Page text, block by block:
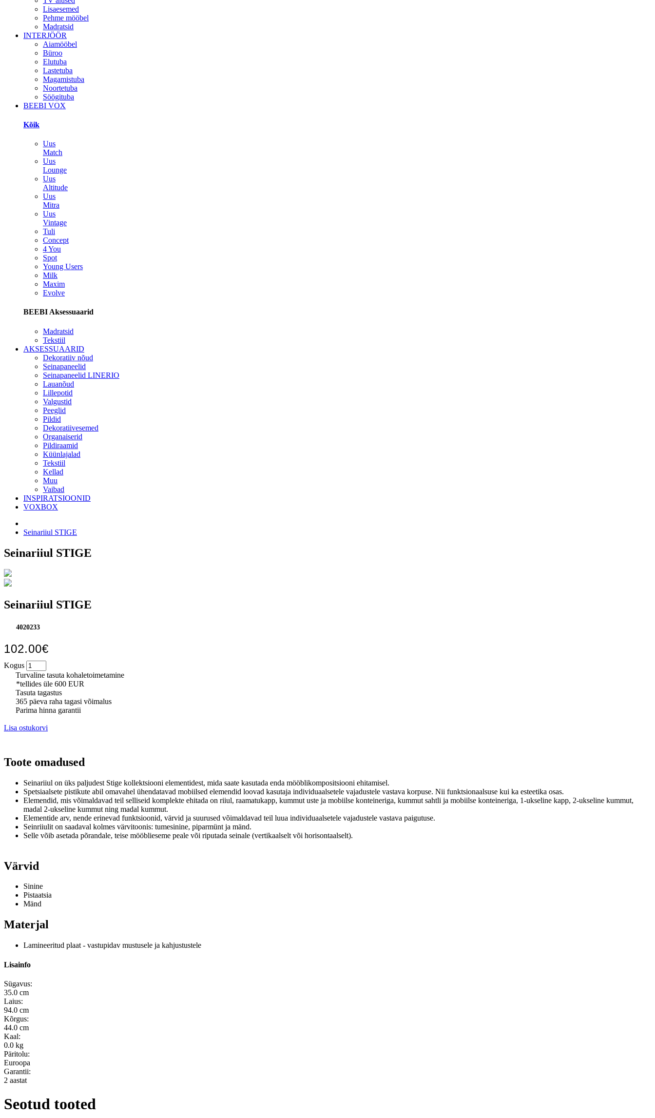
Lisaesemed
Pehme mööbel
Madratsid
INTERJÖÖR
Aiamööbel
Büroo
Elutuba
Lastetuba
Magamistuba
Noortetuba
Söögituba
BEEBI VOX
Kõik
Uus
Match
Uus
Lounge
Uus
Altitude
Uus
Mitra
Uus
Vintage
Tuli
Concept
4 You
Spot
Young Users
Milk
Maxim
Evolve
BEEBI Aksessuaarid
Madratsid
Tekstiil
AKSESSUAARID
Dekoratiiv nõud
Seinapaneelid
Seinapaneelid LINERIO
Lauanõud
Lillepotid
Valgustid
Peeglid
Pildid
Dekoratiivesemed
Organaiserid
Pildiraamid
Küünlajalad
Tekstiil
Kellad
Muu
Vaibad
INSPIRATSIOONID
VOXBOX
Seinariiul STIGE
Seinariiul STIGE
Seinariiul STIGE
4020233
102.00€
Kogus
Turvaline tasuta kohaletoimetamine
*tellides üle 600 EUR
Tasuta tagastus
365 päeva raha tagasi võimalus
Parima hinna garantii
Lisa ostukorvi
Toote omadused
Seinariiul on üks paljudest Stige kollektsiooni elementidest, mida saate kasutada enda mööblikompositsiooni ehitamisel.
Spetsiaalsete pistikute abil omavahel ühendatavad mobiilsed elemendid loovad kasutaja individuaalsetele vajadustele vastava korpuse. Nii funktsionaalsuse kui ka esteetika osas.
Elemendid, mis võimaldavad teil selliseid komplekte ehitada on riiul, raamatukapp, kummut uste ja mobiilse konteineriga, kummut sahtli ja mobiilse konteineriga, 1-ukseline kapp, 2-ukseline kummut,
madal 2-ukseline kummut ning madal kummut.
Elementide arv, nende erinevad funktsioonid, värvid ja suurused võimaldavad teil luua individuaalsetele vajadustele vastava paigutuse.
Seinriiulit on saadaval kolmes värvitoonis: tumesinine, piparmünt ja mänd.
Selle võib asetada põrandale, teise mööblieseme peale või riputada seinale (vertikaalselt või horisontaalselt).
Värvid
Sinine
Pistaatsia
Mänd
Materjal
Lamineeritud plaat - vastupidav mustusele ja kahjustustele
Lisainfo
Sügavus:
35.0 cm
Laius:
94.0 cm
Kõrgus:
44.0 cm
Kaal:
0.0 kg
Päritolu:
Euroopa
Garantii:
2 aastat
Seotud tooted